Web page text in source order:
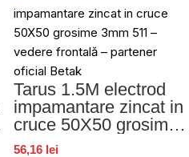
Tarus 1.5M electrod
impamantare zincat in
cruce 50X50 grosime
3mm 512
56,16 lei